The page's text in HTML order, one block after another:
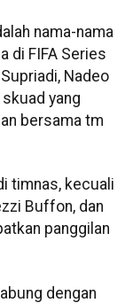
nama-nama
di FIFA Series
Nadeo
yang
bersama tm
timnas, kecuali
Buffon, dan
panggilan
dengan